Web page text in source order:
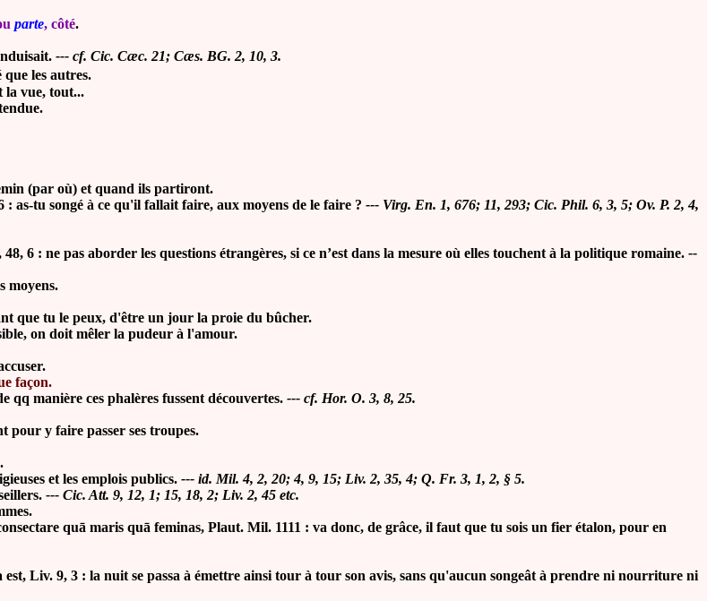
parte, côté.
--- cf. Cic. Cæc. 21; Cæs. BG. 2, 10, 3.
les autres.
la vue, tout...
(par où) et quand ils partiront.
tu songé à ce qu'il fallait faire, aux moyens de le faire ? --- Virg. En. 1, 676; 11, 293; Cic. Phil. 6, 3, 5; Ov. P. 2, 4,
6 : ne pas aborder les questions étrangères, si ce n’est dans la mesure où elles touchent à la politique romaine. --
moyens.
que tu le peux, d'être un jour la proie du bûcher.
on doit mêler la pudeur à l'amour.
façon.
manière ces phalères fussent découvertes. --- cf. Hor. O. 3, 8, 25.
y faire passer ses troupes.
et les emplois publics. --- id. Mil. 4, 2, 20; 4, 9, 15; Liv. 2, 35, 4; Q. Fr. 3, 1, 2, § 5.
--- Cic. Att. 9, 12, 1; 15, 18, 2; Liv. 2, 45 etc.
quā maris quā feminas, Plaut. Mil. 1111 : va donc, de grâce, il faut que tu sois un fier étalon, pour en
9, 3 : la nuit se passa à émettre ainsi tour à tour son avis, sans qu'aucun songeât à prendre ni nourriture ni